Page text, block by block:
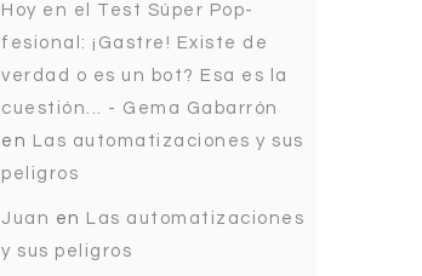
Hoy en el Test Súper Pop-
fesional: ¡Gastre! Existe de
verdad o es un bot? Esa es la
cuestión... - Gema Gabarrón
en Las automatizaciones y sus
peligros
Juan en Las automatizaciones
y sus peligros